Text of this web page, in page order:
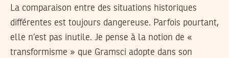
La comparaison entre des situations historiques
différentes est toujours dangereuse. Parfois pourtant,
elle n’est pas inutile. Je pense à la notion de «
transformisme » que Gramsci adopte dans son